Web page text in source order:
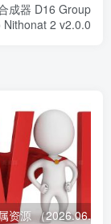
成器 D16 Group
Nithonat 2 v2.0.0